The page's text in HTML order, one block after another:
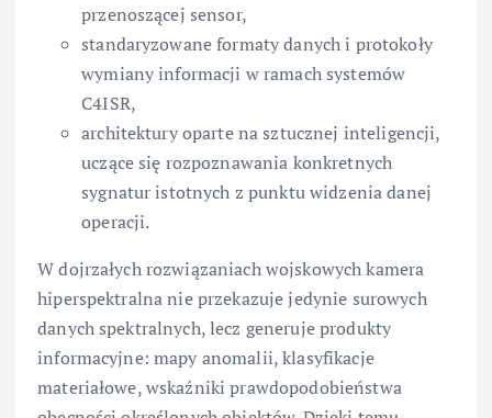
przenoszącej sensor,
standaryzowane formaty danych i protokoły
wymiany informacji w ramach systemów
C4ISR,
architektury oparte na sztucznej inteligencji,
uczące się rozpoznawania konkretnych
sygnatur istotnych z punktu widzenia danej
operacji.
W dojrzałych rozwiązaniach wojskowych kamera
hiperspektralna nie przekazuje jedynie surowych
danych spektralnych, lecz generuje produkty
informacyjne: mapy anomalii, klasyfikacje
materiałowe, wskaźniki prawdopodobieństwa